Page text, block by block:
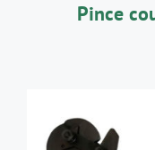
Pince